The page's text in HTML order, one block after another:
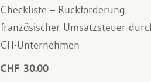
Checkliste – Rückforderung
französischer Umsatzsteuer
CH-Unternehmen
CHF 30.00